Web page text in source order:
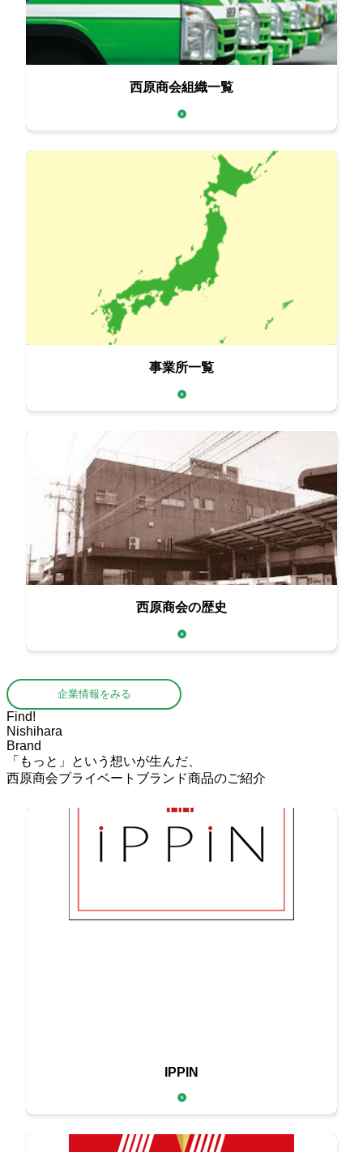
西原商会組織一覧
事業所一覧
西原商会の歴史
企業情報をみる
Find!
Nishihara
Brand
「もっと」という想いが生んだ、
西原商会プライベートブランド商品のご紹介
最高の素材と伝統の味が融合
唯一無二の高級ブランド
IPPIN